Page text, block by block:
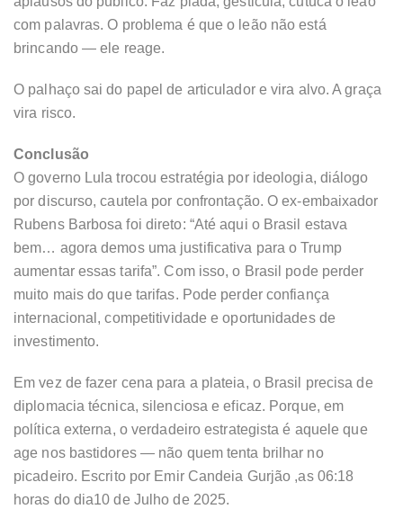
com palavras. O problema é que o leão não está
brincando — ele reage.
O palhaço sai do papel de articulador e vira alvo. A graça
vira risco.
Conclusão
O governo Lula trocou estratégia por ideologia, diálogo
por discurso, cautela por confrontação. O ex-embaixador
Rubens Barbosa foi direto: “Até aqui o Brasil estava
bem… agora demos uma justificativa para o Trump
aumentar essas tarifa”. Com isso, o Brasil pode perder
muito mais do que tarifas. Pode perder confiança
internacional, competitividade e oportunidades de
investimento.
Em vez de fazer cena para a plateia, o Brasil precisa de
diplomacia técnica, silenciosa e eficaz. Porque, em
política externa, o verdadeiro estrategista é aquele que
age nos bastidores — não quem tenta brilhar no
picadeiro. Escrito por Emir Candeia Gurjão ,as 06:18
horas do dia10 de Julho de 2025.